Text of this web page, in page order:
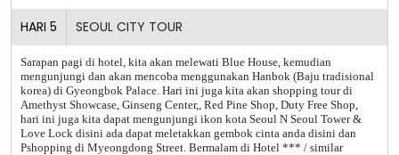
HARI 5 SEOUL CITY TOUR
Sarapan pagi di hotel, kita akan melewati Blue House, kemudian
mengunjungi dan akan mencoba menggunakan Hanbok (Baju tradisional
korea) di Gyeongbok Palace. Hari ini juga kita akan shopping tour di
Amethyst Showcase, Ginseng Center,, Red Pine Shop, Duty Free Shop,
hari ini juga kita dapat mengunjungi ikon kota Seoul N Seoul Tower &
Love Lock disini ada dapat meletakkan gembok cinta anda disini dan
Pshopping di Myeongdong Street. Bermalam di Hotel *** / similar